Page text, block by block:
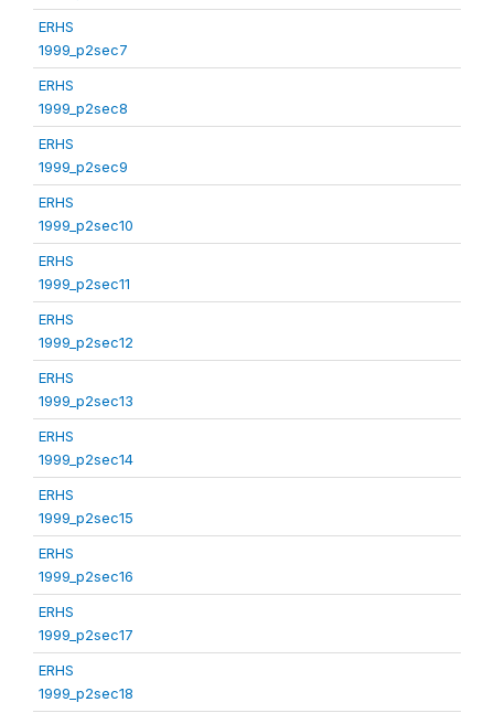
ERHS
1999_p2sec7
ERHS
1999_p2sec8
ERHS
1999_p2sec9
ERHS
1999_p2sec10
ERHS
1999_p2sec11
ERHS
1999_p2sec12
ERHS
1999_p2sec13
ERHS
1999_p2sec14
ERHS
1999_p2sec15
ERHS
1999_p2sec16
ERHS
1999_p2sec17
ERHS
1999_p2sec18